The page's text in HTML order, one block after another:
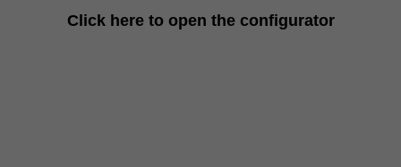
Click here to open the configurator